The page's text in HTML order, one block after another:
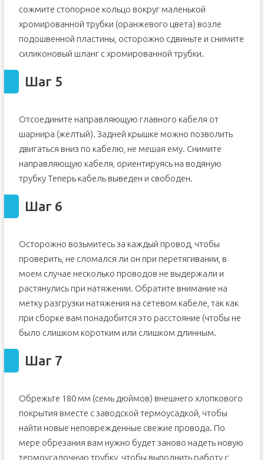
сожмите стопорное кольцо вокруг маленькой
хромированной трубки (оранжевого цвета) возле
подошвенной пластины, осторожно сдвиньте и снимите
силиконовый шланг с хромированной трубки.
Шаг 5
Отсоедините направляющую главного кабеля от
шарнира (желтый). Задней крышке можно позволить
двигаться вниз по кабелю, не мешая ему. Снимите
направляющую кабеля, ориентируясь на водяную
трубку Теперь кабель выведен и свободен.
Шаг 6
Осторожно возьмитесь за каждый провод, чтобы
проверить, не сломался ли он при перетягивании, в
моем случае несколько проводов не выдержали и
растянулись при натяжении. Обратите внимание на
метку разгрузки натяжения на сетевом кабеле, так как
при сборке вам понадобится это расстояние (чтобы не
было слишком коротким или слишком длинным.
Шаг 7
Обрежьте 180 мм (семь дюймов) внешнего хлопкового
покрытия вместе с заводской термоусадкой, чтобы
найти новые неповрежденные свежие провода. По
мере обрезания вам нужно будет заново надеть новую
термоусадочную трубку, чтобы выполнить работу с